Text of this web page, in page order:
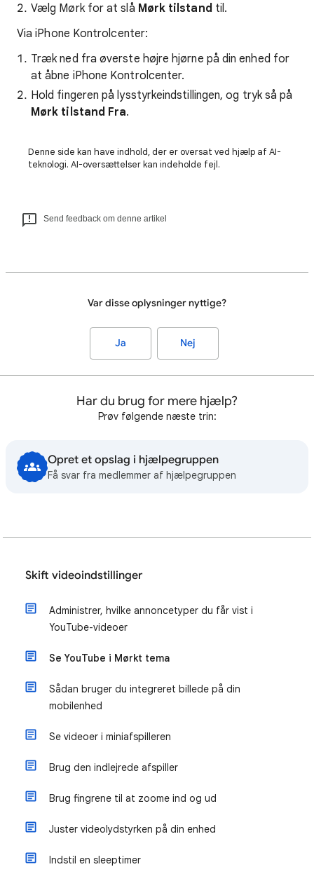
Vælg Mørk for at slå Mørk tilstand til.
Via iPhone Kontrolcenter:
Træk ned fra øverste højre hjørne på din enhed for
at åbne iPhone Kontrolcenter.
Hold fingeren på lysstyrkeindstillingen, og tryk så på
Mørk tilstand Fra.
Denne side kan have indhold, der er oversat ved hjælp af AI-
teknologi. AI-oversættelser kan indeholde fejl.
Send feedback om denne artikel
Var disse oplysninger nyttige?
Ja Nej
Har du brug for mere hjælp?
Prøv følgende næste trin:
Opret et opslag i hjælpegruppen
Få svar fra medlemmer af hjælpegruppen
Skift videoindstillinger
Administrer, hvilke annoncetyper du får vist i
YouTube-videoer
Se YouTube i Mørkt tema
Sådan bruger du integreret billede på din
mobilenhed
Se videoer i miniafspilleren
Brug den indlejrede afspiller
Brug fingrene til at zoome ind og ud
Juster videolydstyrken på din enhed
Indstil en sleeptimer